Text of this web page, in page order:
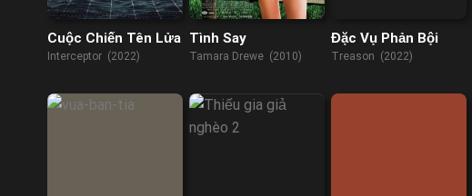
Cuộc Chiến Tên Lửa
Interceptor (2022)
Tình Say
Tamara Drewe (2010)
Đặc Vụ Phản Bội
Treason (2022)